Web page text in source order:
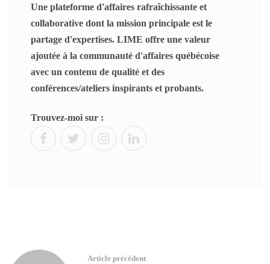
Une plateforme d'affaires rafraîchissante et
collaborative dont la mission principale est le
partage d'expertises. LIME offre une valeur
ajoutée à la communauté d'affaires québécoise
avec un contenu de qualité et des
conférences/ateliers inspirants et probants.
Trouvez-moi sur :
Article précédent